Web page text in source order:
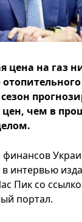
цена на газ
чем в
интервью
Пик со
портал.